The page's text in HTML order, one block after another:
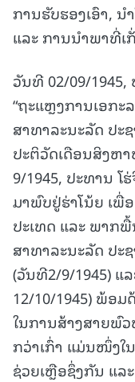
ການຮັບຮອງເອົາ, ນໍ
ແລະ ການນໍາພາທີ່ເ
ວັນທີ 02/09/1945,
“ຖະແຫຼງການເອກະ
ສາທາລະນະລັດ ປະ
ປະຕິວັດເດືອນສິງຫ
9/1945, ປະທານ ໂ
ມາພົບຢູ່ຮ່າໂນ້ຍ ເ
ປະເທດ ແລະ ພາກ
ສາທາລະນະລັດ ປະ
(ວັນທີ2/9/1945) ແ
12/10/1945) ພ້ອ
ໃນການສ້າງສາຍ
ກວ່າເກົ່າ ແມ່ນໜຶ່ງ
ຊ່ວຍເຫຼືອຊຶ່ງກັນ ແ